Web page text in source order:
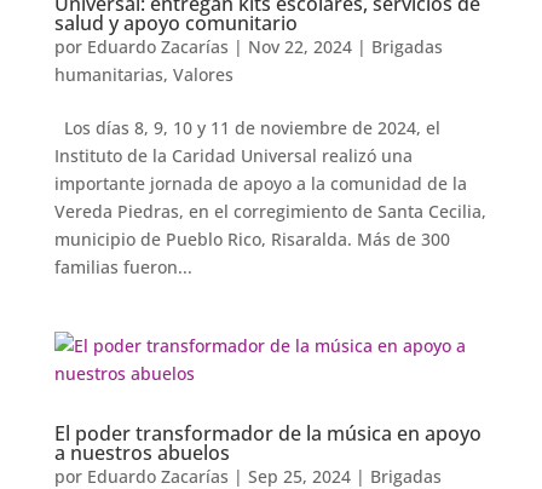
salud y apoyo comunitario
por Eduardo Zacarías | Nov 22, 2024| Brigadas
humanitarias, Valores
Los días 8, 9, 10 y 11 de noviembre de 2024, el
Instituto de la Caridad Universal realizó una
importante jornada de apoyo a la comunidad de la
Vereda Piedras, en el corregimiento de Santa Cecilia,
municipio de Pueblo Rico, Risaralda. Más de 300
familias fueron...
El poder transformador de la música en apoyo
a nuestros abuelos
por Eduardo Zacarías | Sep 25, 2024| Brigadas